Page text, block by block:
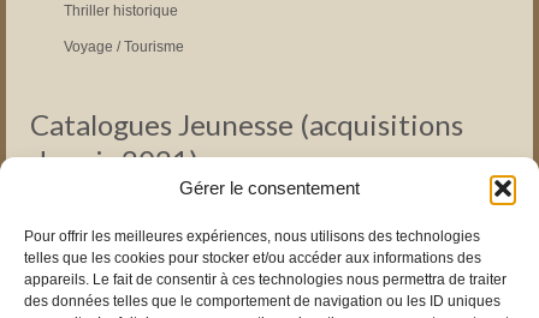
Gérer le consentement
Pour offrir les meilleures expériences, nous utilisons des technologies
telles que les cookies pour stocker et/ou accéder aux informations des
appareils. Le fait de consentir à ces technologies nous permettra de traiter
des données telles que le comportement de navigation ou les ID uniques
Thriller historique
Voyage / Tourisme
Catalogues Jeunesse (acquisitions
depuis 2021)
Romans pour ENFANTS
Romans pour JUNIORS
Livres instructifs pour enfants